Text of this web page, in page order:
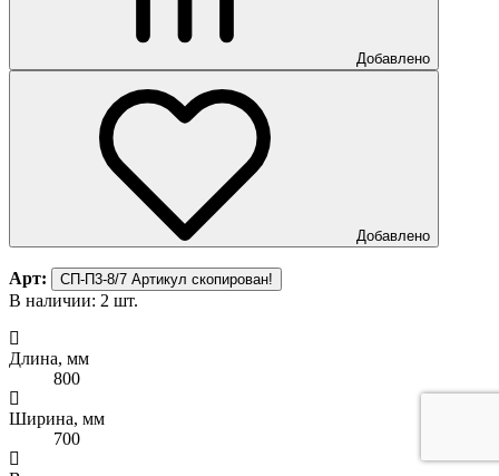
Добавлено
Добавлено
Арт: СП-П3-8/7 Артикул скопирован!
В наличии: 2 шт.
Длина, мм
800
Ширина, мм
700